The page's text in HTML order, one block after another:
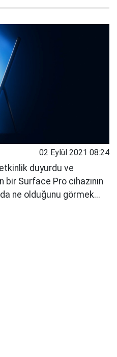
02 Eylül 2021 08:24
duyurdu ve
bir Surface Pro cihazının
ne olduğunu görmek...